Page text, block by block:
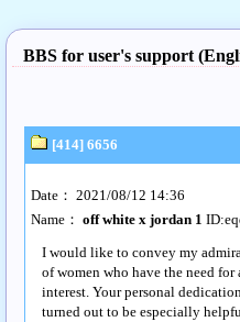
BBS for user's support
[414] 6656
Date： 2021/08/12 14:36
Name： off white x jordan 1
I would like to convey my
of women who have the need for
interest. Your personal
turned out to be especially